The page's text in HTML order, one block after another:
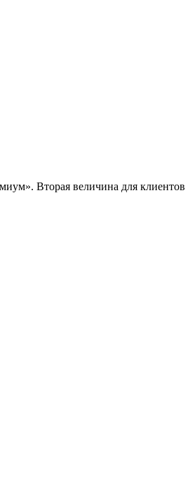
Вторая величина для клиентов